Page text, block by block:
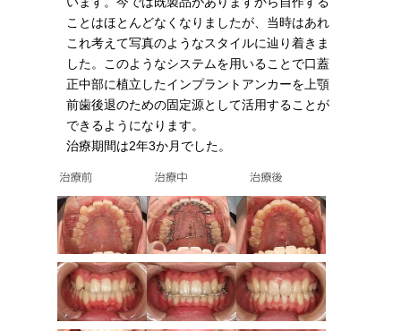
ことはほとんどなくなりましたが、当時はあれ
これ考えて写真のようなスタイルに辿り着きま
した。このようなシステムを用いることで口蓋
正中部に植立したインプラントアンカーを上顎
前歯後退のための固定源として活用することが
できるようになります。
治療期間は2年3か月でした。